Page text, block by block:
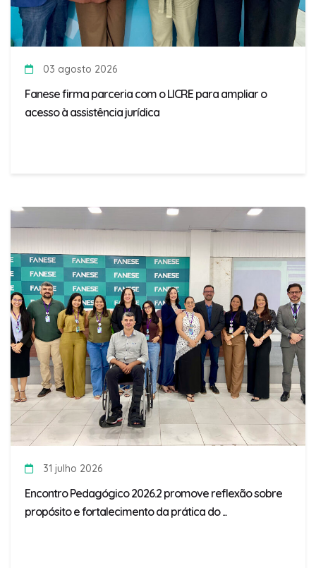
03 agosto 2026
Fanese firma parceria com o LICRE para ampliar o
acesso à assistência jurídica
31 julho 2026
Encontro Pedagógico 2026.2 promove reflexão sobre
propósito e fortalecimento da prática do ...